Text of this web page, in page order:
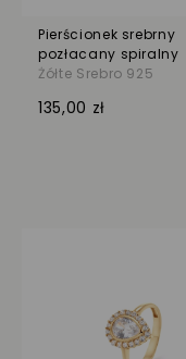
Pierścionek srebrny
pozłacany spiralny
Żółte Srebro 925
135,00 zł